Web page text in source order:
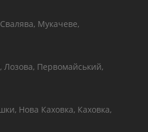
Мукачеве,
Лозова, Первомайський,
Нова Каховка, Каховка,